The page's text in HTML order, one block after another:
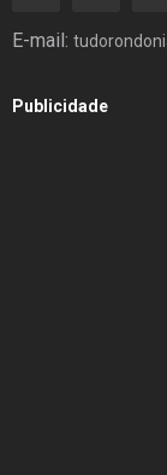
E-mail:
Publicidade